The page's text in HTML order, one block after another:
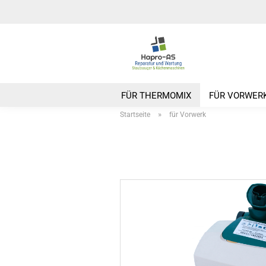
FÜR THERMOMIX FÜR
Startseite » für Vorwerk